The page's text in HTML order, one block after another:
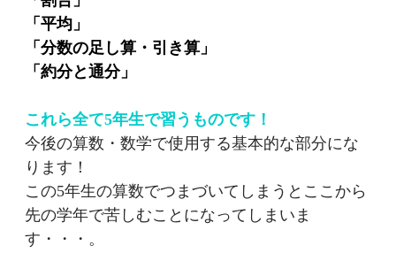
「平均」
「分数の足し算・引き算」
「約分と通分」
これら全て5年生で習うものです！
今後の算数・数学で使用する基本的な部分にな
ります！
この5年生の算数でつまづいてしまうとここから
先の学年で苦しむことになってしまいま
す・・・。